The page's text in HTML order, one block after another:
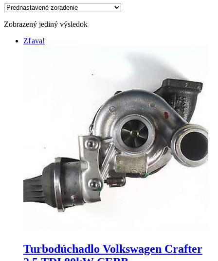
Zobrazený jediný výsledok
Zľava!
Turbodúchadlo Volkswagen Crafter